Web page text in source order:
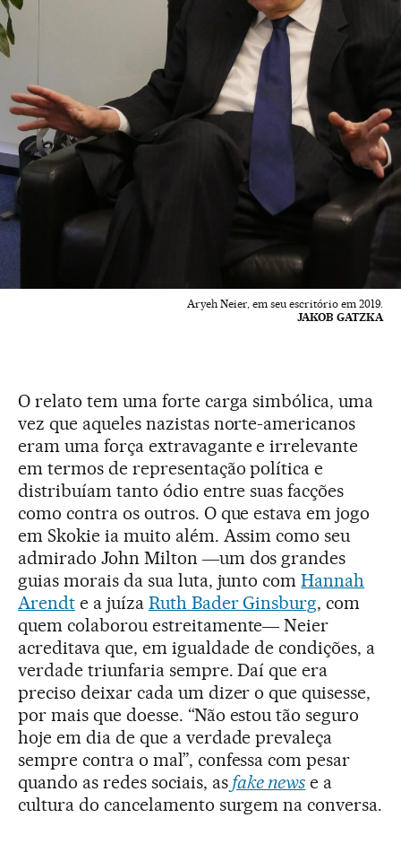
Aryeh Neier, em seu escritório em 2019.
JAKOB GATZKA
O relato tem uma forte carga simbólica, uma
vez que aqueles nazistas norte-americanos
eram uma força extravagante e irrelevante
em termos de representação política e
distribuíam tanto ódio entre suas facções
como contra os outros. O que estava em jogo
em Skokie ia muito além. Assim como seu
admirado John Milton ―um dos grandes
guias morais da sua luta, junto comHannah
Arendte a juíza Ruth Bader Ginsburg, com
quem colaborou estreitamente― Neier
acreditava que, em igualdade de condições, a
verdade triunfaria sempre. Daí que era
preciso deixar cada um dizer o que quisesse,
por mais que doesse. “Não estou tão seguro
hoje em dia de que a verdade prevaleça
sempre contra o mal”, confessa com pesar
quando as redes sociais, as fake news e a
cultura do cancelamento surgem na conversa.